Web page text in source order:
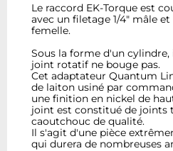
Le raccord EK-Torque est
avec un filetage 1/4" mâle
femelle.
Sous la forme d'un
joint rotatif ne bouge pas.
Cet adaptateur Quantum
de laiton usiné par
une finition en nickel de
joint est constitué de joints
caoutchouc de qualité.
Il s'agit d'une pièce
qui durera de nombreuses